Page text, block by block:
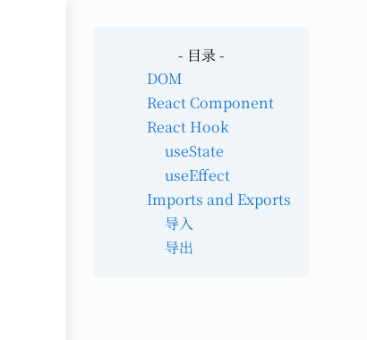
- 目录 -
DOM
React Component
React Hook
useState
useEffect
Imports and Exports
导入
导出